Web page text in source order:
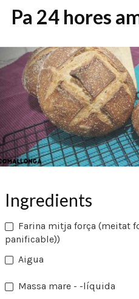
Pa 24 hores
Ingredients
Farina mitja força (meitat
panificable))
Aigua
Massa mare - -líquida